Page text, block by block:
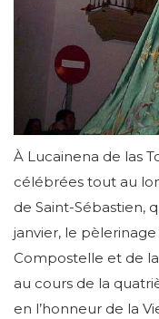
À Lucainena de las
célébrées tout au
de Saint-Sébastien,
janvier, le
Compostelle et de
au cours de la
en l’honneur de la